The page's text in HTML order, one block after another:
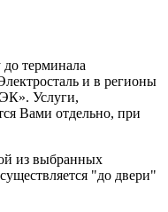
терминала
и в регионы
Услуги,
Вами отдельно, при
из выбранных
"до двери"